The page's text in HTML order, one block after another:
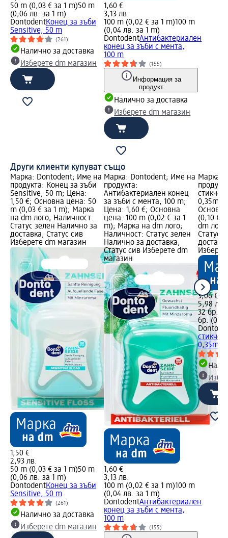
50 m (0,03 € за 1 m)50 m
(0,06 лв. за 1 m)
DontodentКонец за зъби
Sensitive, 50 m
(261)
Налично за доставка
Изберете dm магазин
1,60 €
3,13 лв.
100 m (0,02 € за 1 m)100 m
(0,04 лв. за 1 m)
DontodentАнтибактериален
конец за зъби с мента,
100 m
(155)
Информация за
продукт
Налично за доставка
Изберете dm магазин
Други клиенти купуват също
Марка: Dontodent; Име на
продукта: Конец за зъби
Sensitive, 50 m; Цена:
1,50 €; Основна цена: 50
m (0,03 € за 1 m); Марка
на dm лого; Наличност:
Статус зелен Налично за
доставка, Статус сив
Изберете dm магазин
1,50 €
2,93 лв.
50 m (0,03 € за 1 m)50 m
(0,06 лв. за 1 m)
DontodentКонец за зъби
Sensitive, 50 m
(261)
Налично за доставка
Изберете dm магазин
Марка: Dontodent; Име на
продукта:
Антибактериален конец
за зъби с мента, 100 m;
Цена: 1,60 €; Основна
цена: 100 m (0,02 € за 1
m); Марка на dm лого;
Наличност: Статус зелен
Налично за доставка,
Статус сив Изберете dm
магазин
1,60 €
3,13 лв.
100 m (0,02 € за 1 m)100 m
(0,04 лв. за 1 m)
DontodentАнтибактериален
конец за зъби с мента,
100 m
(155)
Марка:
(0,10 €
dm
Статус
3,06 €
5,98 лв.
32 бр.
бр.
0,35mm